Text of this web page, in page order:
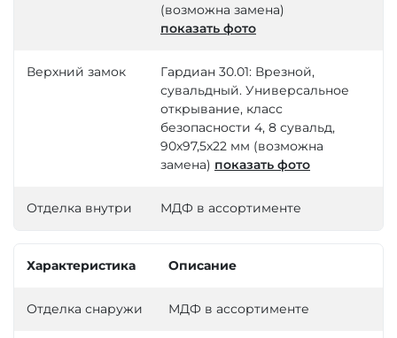
(возможна замена)
показать фото
Верхний замок
Гардиан 30.01: Врезной,
сувальдный. Универсальное
открывание, класс
безопасности 4, 8 сувальд,
90х97,5х22 мм (возможна
замена) показать фото
Отделка внутри МДФ в ассортименте
Характеристика Описание
Отделка снаружи МДФ в ассортименте